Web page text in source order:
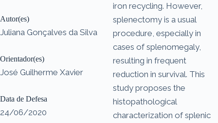
Autor(es)
Juliana Gonçalves da Silva
Orientador(es)
José Guilherme Xavier
Data de Defesa
24/06/2020
iron recycling. However,
splenectomy is a usual
procedure, especially in
cases of splenomegaly,
resulting in frequent
reduction in survival. This
study proposes the
histopathological
characterization of splenic